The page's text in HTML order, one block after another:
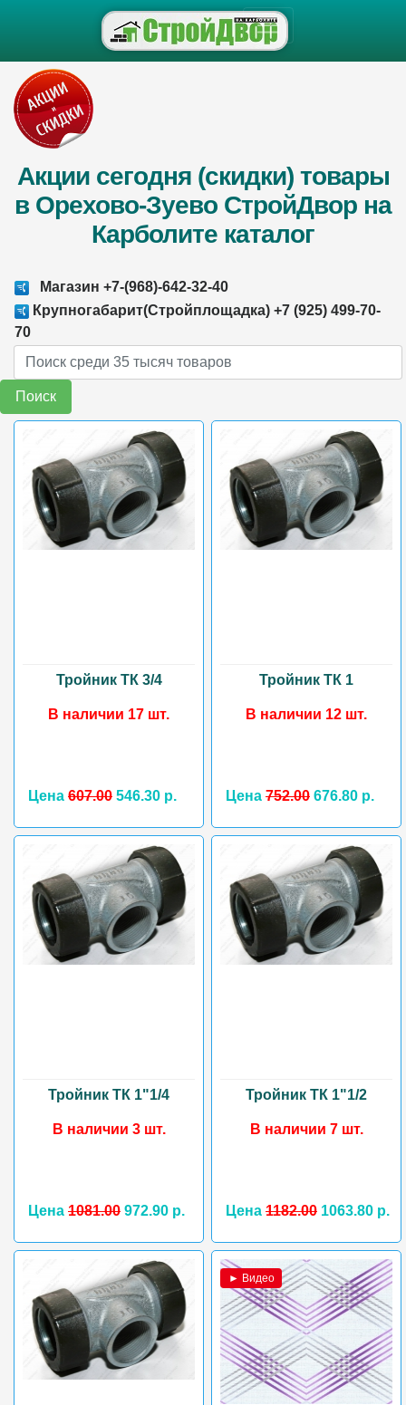
Акции сегодня (скидки) товары
в Орехово-Зуево СтройДвор на
Карболите каталог
Магазин +7-(968)-642-32-40
Крупногабарит(Стройплощадка) +7 (925) 499-70-
70
Поиск
Тройник ТК 3/4
В наличии 17 шт.
Цена 607.00 546.30 р.
Тройник ТК 1
В наличии 12 шт.
Цена 752.00 676.80 р.
Тройник ТК 1"1/4
В наличии 3 шт.
Цена 1081.00 972.90 р.
Тройник ТК 1"1/2
В наличии 7 шт.
Цена 1182.00 1063.80 р.
► Видео